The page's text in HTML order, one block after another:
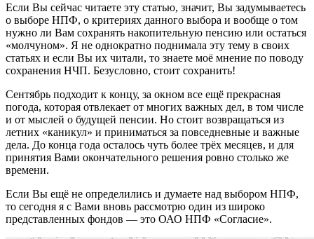
Если Вы сейчас читаете эту статью, значит, Вы задумываетесь
о выборе НПФ, о критериях данного выбора и вообще о том
нужно ли Вам сохранять накопительную пенсию или остаться
«молчуном». Я не однократно поднимала эту тему в своих
статьях и если Вы их читали, то знаете моё мнение по поводу
сохранения НЧП. Безусловно, стоит сохранить!
Сентябрь подходит к концу, за окном все ещё прекрасная
погода, которая отвлекает от многих важных дел, в том числе
и от мыслей о будущей пенсии. Но стоит возвращаться из
летних «каникул» и приниматься за повседневные и важные
дела. До конца года осталось чуть более трёх месяцев, и для
принятия Вами окончательного решения ровно столько же
времени.
Если Вы ещё не определились и думаете над выбором НПФ,
то сегодня я с Вами вновь рассмотрю один из широко
представленных фондов — это ОАО НПФ «Согласие».